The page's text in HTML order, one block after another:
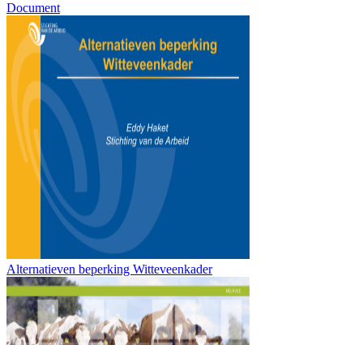
Document
Alternatieven beperking Witteveenkader